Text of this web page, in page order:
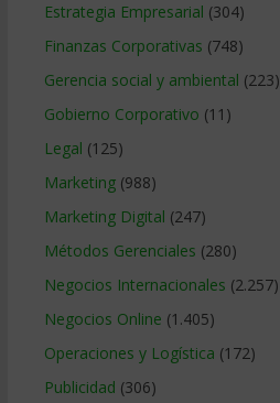
Estrategia Empresarial (304)
Finanzas Corporativas (748)
Gerencia social y ambiental (223)
Gobierno Corporativo (11)
Legal (125)
Marketing(988)
Marketing Digital (247)
Métodos Gerenciales (280)
Negocios Internacionales (2.257)
Negocios Online (1.405)
Operaciones y Logística (172)
Publicidad (306)